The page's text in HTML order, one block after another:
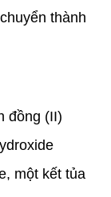
thành
đồng (II)
một kết tủa